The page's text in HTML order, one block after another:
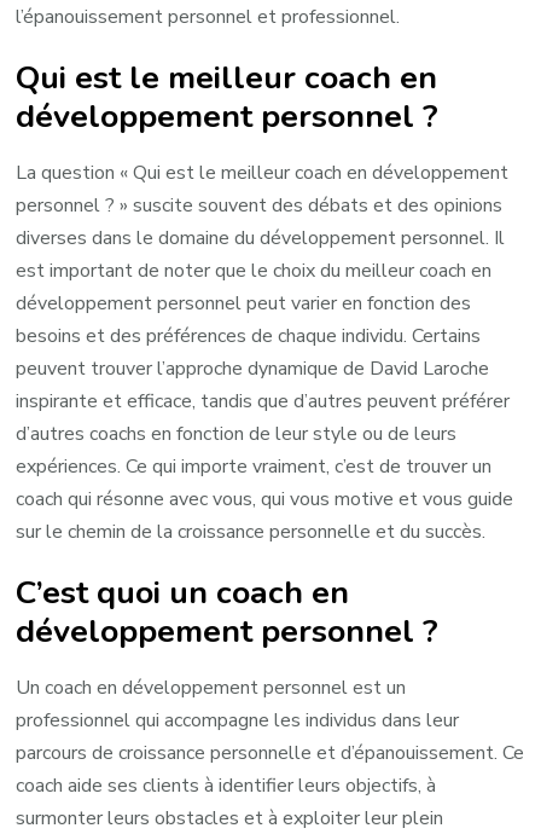
l’épanouissement personnel et professionnel.
Qui est le meilleur coach en
développement personnel ?
La question « Qui est le meilleur coach en développement
personnel ? » suscite souvent des débats et des opinions
diverses dans le domaine du développement personnel. Il
est important de noter que le choix du meilleur coach en
développement personnel peut varier en fonction des
besoins et des préférences de chaque individu. Certains
peuvent trouver l’approche dynamique de David Laroche
inspirante et efficace, tandis que d’autres peuvent préférer
d’autres coachs en fonction de leur style ou de leurs
expériences. Ce qui importe vraiment, c’est de trouver un
coach qui résonne avec vous, qui vous motive et vous guide
sur le chemin de la croissance personnelle et du succès.
C’est quoi un coach en
développement personnel ?
Un coach en développement personnel est un
professionnel qui accompagne les individus dans leur
parcours de croissance personnelle et d’épanouissement. Ce
coach aide ses clients à identifier leurs objectifs, à
surmonter leurs obstacles et à exploiter leur plein